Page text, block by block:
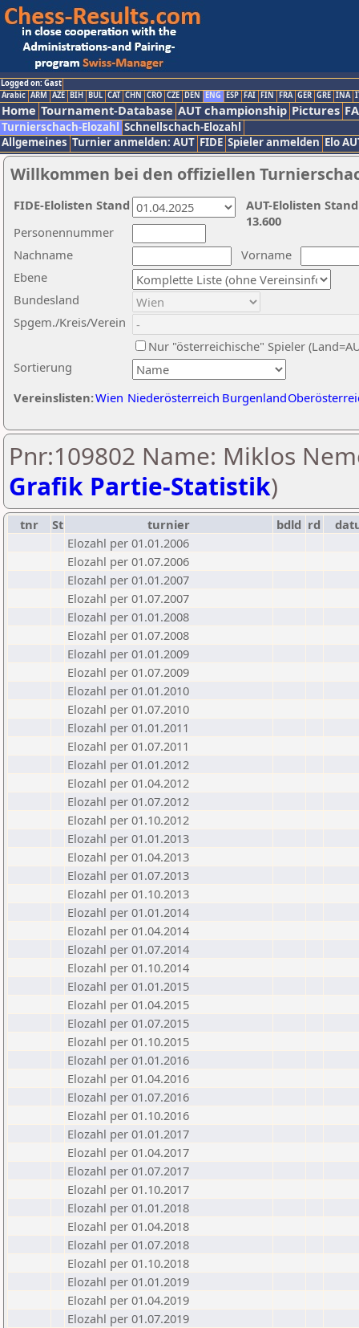
Logged on: Gast
Arabic ARM AZE BIH BUL CAT CHN CRO CZE DEN ENG ESP FAI FIN FRA GER GRE INA
Home Tournament-Database AUT championship Pictures
Turnierschach-Elozahl Schnellschach-Elozahl
Allgemeines Turnier anmelden: AUT FIDE Spieler anmelden Elo
Willkommen bei den offiziellen
Nachname
Vorname
Ebene
Sortierung
Personennummer
Bundesland
Spgem./Kreis/Verein
Nur "österreichische" Spieler
Vereinslisten:Wien Niederösterreich Burgenland
AUT-Elolisten
13.600
FIDE-Elolisten Stand
Pnr:109802 Name: Miklos
Grafik Partie-Statistik)
tnr St turnier bdld rd
Elozahl per 01.01.2006
Elozahl per 01.07.2006
Elozahl per 01.01.2007
Elozahl per 01.07.2007
Elozahl per 01.01.2008
Elozahl per 01.07.2008
Elozahl per 01.01.2009
Elozahl per 01.07.2009
Elozahl per 01.01.2010
Elozahl per 01.07.2010
Elozahl per 01.01.2011
Elozahl per 01.07.2011
Elozahl per 01.01.2012
Elozahl per 01.04.2012
Elozahl per 01.07.2012
Elozahl per 01.10.2012
Elozahl per 01.01.2013
Elozahl per 01.04.2013
Elozahl per 01.07.2013
Elozahl per 01.10.2013
Elozahl per 01.01.2014
Elozahl per 01.04.2014
Elozahl per 01.07.2014
Elozahl per 01.10.2014
Elozahl per 01.01.2015
Elozahl per 01.04.2015
Elozahl per 01.07.2015
Elozahl per 01.10.2015
Elozahl per 01.01.2016
Elozahl per 01.04.2016
Elozahl per 01.07.2016
Elozahl per 01.10.2016
Elozahl per 01.01.2017
Elozahl per 01.04.2017
Elozahl per 01.07.2017
Elozahl per 01.10.2017
Elozahl per 01.01.2018
Elozahl per 01.04.2018
Elozahl per 01.07.2018
Elozahl per 01.10.2018
Elozahl per 01.01.2019
Elozahl per 01.04.2019
Elozahl per 01.07.2019